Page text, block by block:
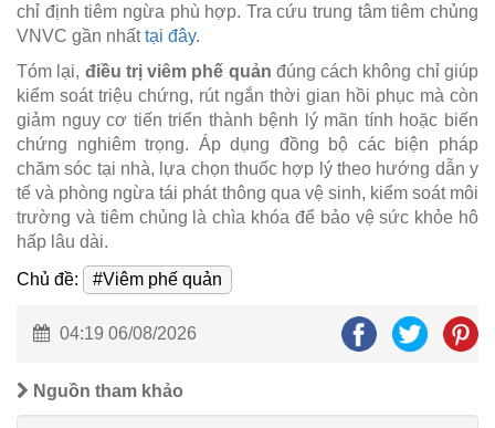
chỉ định tiêm ngừa phù hợp. Tra cứu trung tâm tiêm chủng
VNVC gần nhấttại đây.
Tóm lại, điều trị viêm phế quản đúng cách không chỉ giúp
kiểm soát triệu chứng, rút ngắn thời gian hồi phục mà còn
giảm nguy cơ tiến triển thành bệnh lý mãn tính hoặc biến
chứng nghiêm trọng. Áp dụng đồng bộ các biện pháp
chăm sóc tại nhà, lựa chọn thuốc hợp lý theo hướng dẫn y
tế và phòng ngừa tái phát thông qua vệ sinh, kiểm soát môi
trường và tiêm chủng là chìa khóa để bảo vệ sức khỏe hô
hấp lâu dài.
Chủ đề:
#Viêm phế quản
04:19 06/08/2026
Nguồn tham khảo